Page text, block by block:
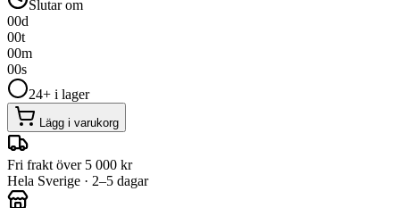
Slutar om
00d
00t
00m
00s
24+ i lager
Lägg i varukorg
Fri frakt över 5 000 kr
Hela Sverige · 2–5 dagar